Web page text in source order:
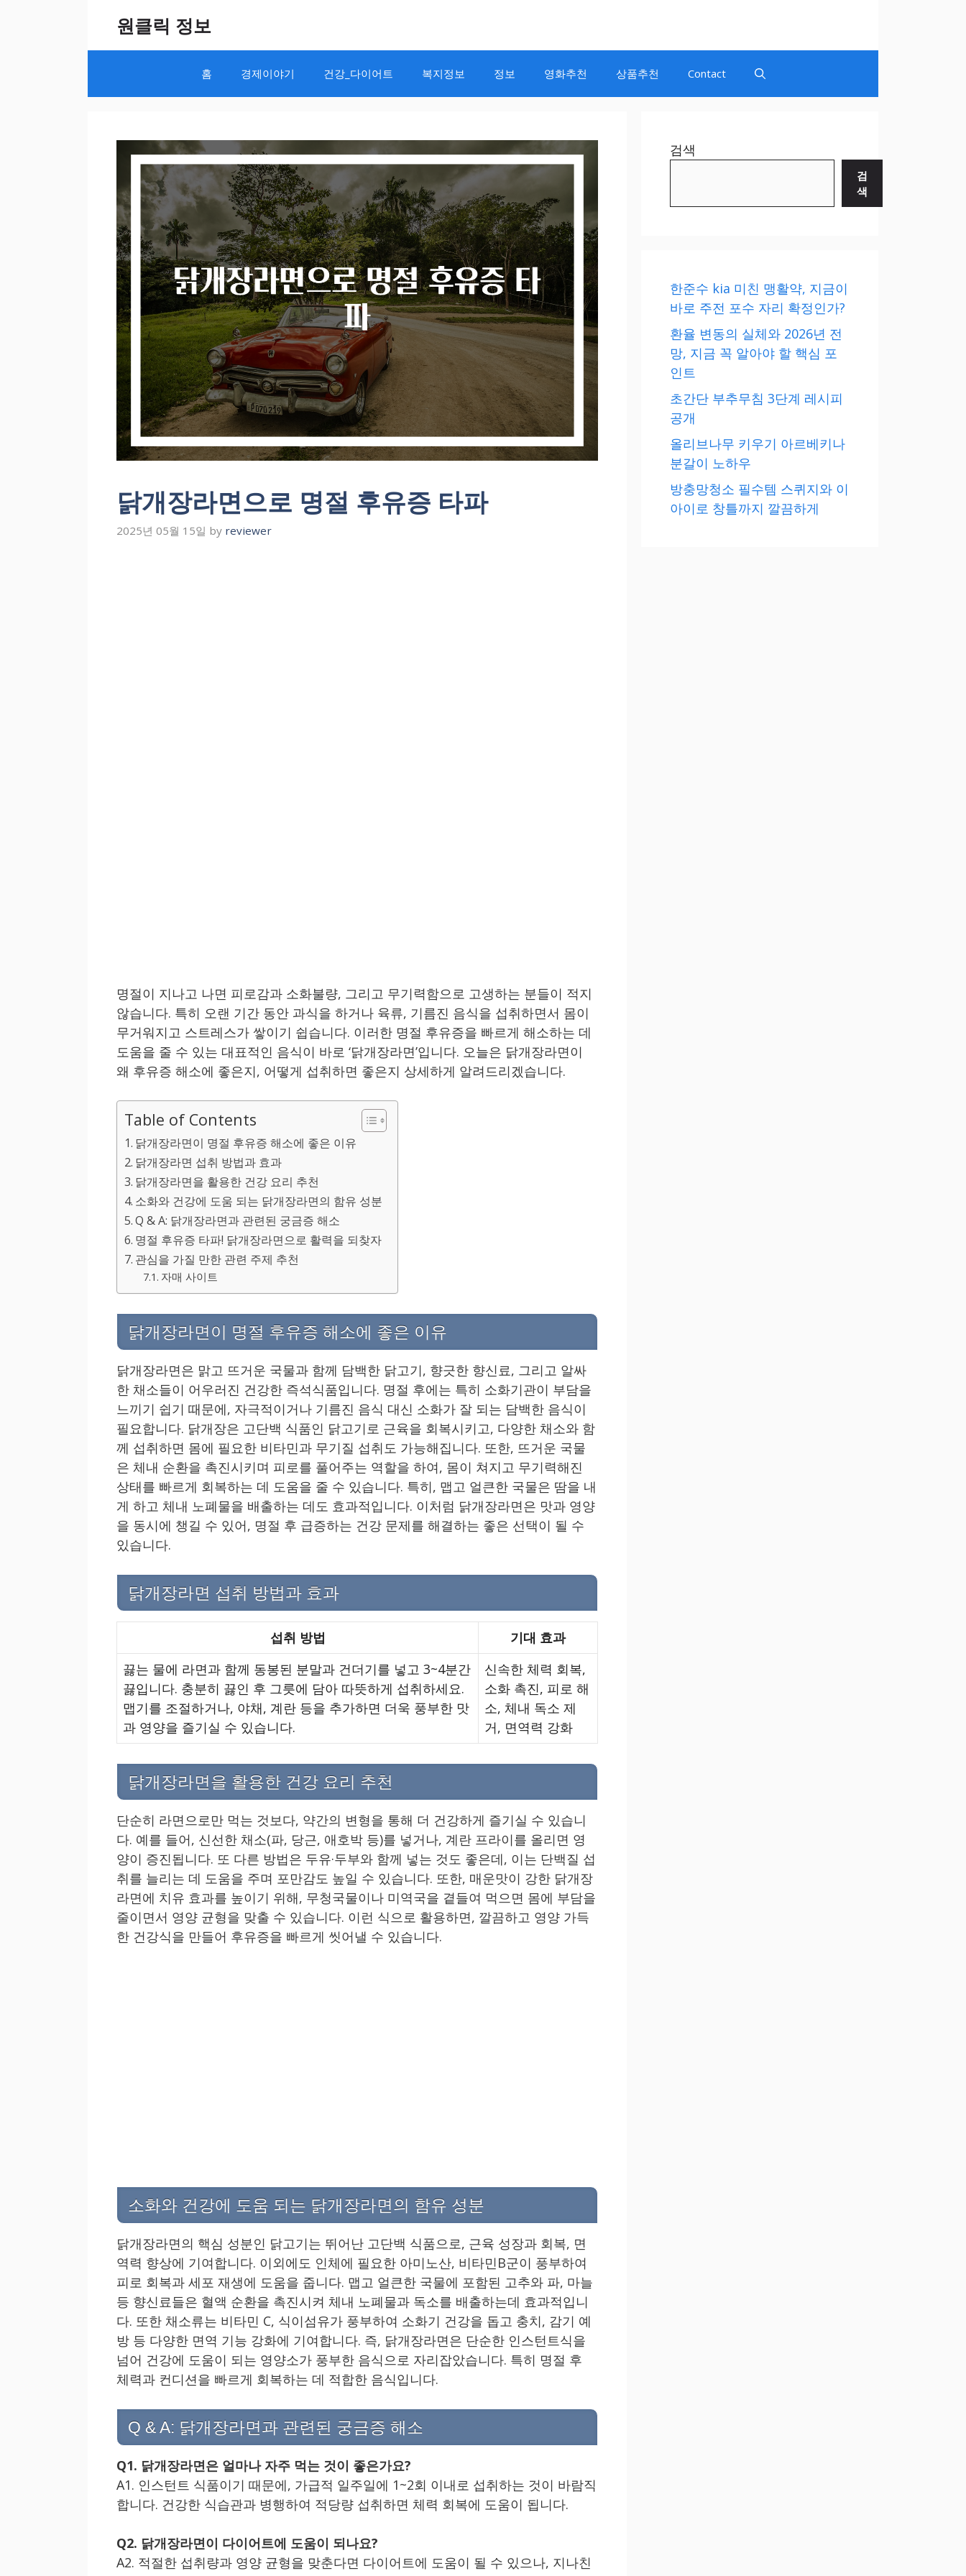
원클릭 정보
홈 경제이야기 건강_다이어트 복지정보 정보 영화추천 상품추천 Contact
닭개장라면으로 명절 후유증 타파
2025년 05월 15일 by reviewer
명절이 지나고 나면 피로감과 소화불량, 그리고 무기력함으로 고생하는 분들이 적지
않습니다. 특히 오랜 기간 동안 과식을 하거나 육류, 기름진 음식을 섭취하면서 몸이
무거워지고 스트레스가 쌓이기 쉽습니다. 이러한 명절 후유증을 빠르게 해소하는 데
도움을 줄 수 있는 대표적인 음식이 바로 ‘닭개장라면’입니다. 오늘은 닭개장라면이
왜 후유증 해소에 좋은지, 어떻게 섭취하면 좋은지 상세하게 알려드리겠습니다.
Table of Contents
닭개장라면이 명절 후유증 해소에 좋은 이유
닭개장라면 섭취 방법과 효과
닭개장라면을 활용한 건강 요리 추천
소화와 건강에 도움 되는 닭개장라면의 함유 성분
Q & A: 닭개장라면과 관련된 궁금증 해소
명절 후유증 타파! 닭개장라면으로 활력을 되찾자
관심을 가질 만한 관련 주제 추천
자매 사이트
닭개장라면이 명절 후유증 해소에 좋은 이유
닭개장라면은 맑고 뜨거운 국물과 함께 담백한 닭고기, 향긋한 향신료, 그리고 알싸
한 채소들이 어우러진 건강한 즉석식품입니다. 명절 후에는 특히 소화기관이 부담을
느끼기 쉽기 때문에, 자극적이거나 기름진 음식 대신 소화가 잘 되는 담백한 음식이
필요합니다. 닭개장은 고단백 식품인 닭고기로 근육을 회복시키고, 다양한 채소와 함
께 섭취하면 몸에 필요한 비타민과 무기질 섭취도 가능해집니다. 또한, 뜨거운 국물
은 체내 순환을 촉진시키며 피로를 풀어주는 역할을 하여, 몸이 쳐지고 무기력해진
상태를 빠르게 회복하는 데 도움을 줄 수 있습니다. 특히, 맵고 얼큰한 국물은 땀을 내
게 하고 체내 노폐물을 배출하는 데도 효과적입니다. 이처럼 닭개장라면은 맛과 영양
을 동시에 챙길 수 있어, 명절 후 급증하는 건강 문제를 해결하는 좋은 선택이 될 수
있습니다.
닭개장라면 섭취 방법과 효과
섭취 방법
기대 효과
끓는 물에 라면과 함께 동봉된 분말과 건더기를 넣고 3~4분간
끓입니다. 충분히 끓인 후 그릇에 담아 따뜻하게 섭취하세요.
맵기를 조절하거나, 야채, 계란 등을 추가하면 더욱 풍부한 맛
과 영양을 즐기실 수 있습니다.
신속한 체력 회복,
소화 촉진, 피로 해
소, 체내 독소 제
거, 면역력 강화
닭개장라면을 활용한 건강 요리 추천
단순히 라면으로만 먹는 것보다, 약간의 변형을 통해 더 건강하게 즐기실 수 있습니
다. 예를 들어, 신선한 채소(파, 당근, 애호박 등)를 넣거나, 계란 프라이를 올리면 영
양이 증진됩니다. 또 다른 방법은 두유·두부와 함께 넣는 것도 좋은데, 이는 단백질 섭
취를 늘리는 데 도움을 주며 포만감도 높일 수 있습니다. 또한, 매운맛이 강한 닭개장
라면에 치유 효과를 높이기 위해, 무청국물이나 미역국을 곁들여 먹으면 몸에 부담을
줄이면서 영양 균형을 맞출 수 있습니다. 이런 식으로 활용하면, 깔끔하고 영양 가득
한 건강식을 만들어 후유증을 빠르게 씻어낼 수 있습니다.
소화와 건강에 도움 되는 닭개장라면의 함유 성분
닭개장라면의 핵심 성분인 닭고기는 뛰어난 고단백 식품으로, 근육 성장과 회복, 면
역력 향상에 기여합니다. 이외에도 인체에 필요한 아미노산, 비타민B군이 풍부하여
피로 회복과 세포 재생에 도움을 줍니다. 맵고 얼큰한 국물에 포함된 고추와 파, 마늘
등 향신료들은 혈액 순환을 촉진시켜 체내 노폐물과 독소를 배출하는데 효과적입니
다. 또한 채소류는 비타민 C, 식이섬유가 풍부하여 소화기 건강을 돕고 충치, 감기 예
방 등 다양한 면역 기능 강화에 기여합니다. 즉, 닭개장라면은 단순한 인스턴트식을
넘어 건강에 도움이 되는 영양소가 풍부한 음식으로 자리잡았습니다. 특히 명절 후
체력과 컨디션을 빠르게 회복하는 데 적합한 음식입니다.
Q & A: 닭개장라면과 관련된 궁금증 해소
Q1. 닭개장라면은 얼마나 자주 먹는 것이 좋은가요?
A1. 인스턴트 식품이기 때문에, 가급적 일주일에 1~2회 이내로 섭취하는 것이 바람직
합니다. 건강한 식습관과 병행하여 적당량 섭취하면 체력 회복에 도움이 됩니다.
Q2. 닭개장라면이 다이어트에 도움이 되나요?
A2. 적절한 섭취량과 영양 균형을 맞춘다면 다이어트에 도움이 될 수 있으나, 지나친
검색
검
색
한준수 kia 미친 맹활약, 지금이
바로 주전 포수 자리 확정인가?
환율 변동의 실체와 2026년 전
망, 지금 꼭 알아야 할 핵심 포
인트
초간단 부추무침 3단계 레시피
공개
올리브나무 키우기 아르베키나
분갈이 노하우
방충망청소 필수템 스퀴지와 이
아이로 창틀까지 깔끔하게